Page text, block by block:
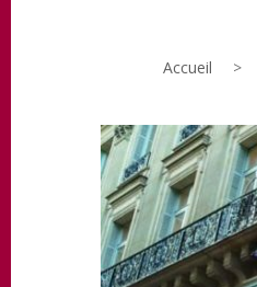
Accueil >